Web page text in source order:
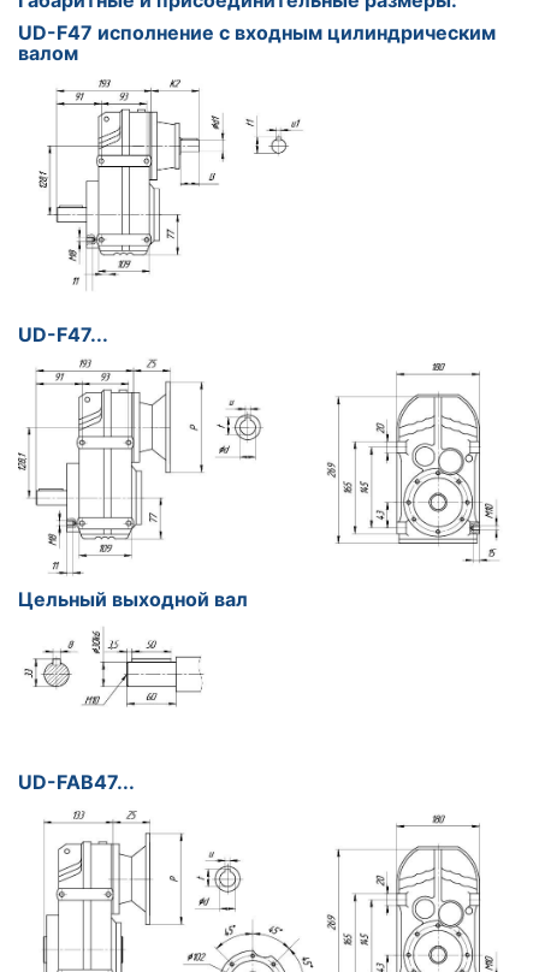
UD-F47 исполнение с входным цилиндрическим
валом
UD-F47...
Цельный выходной вал
UD-FAB47...